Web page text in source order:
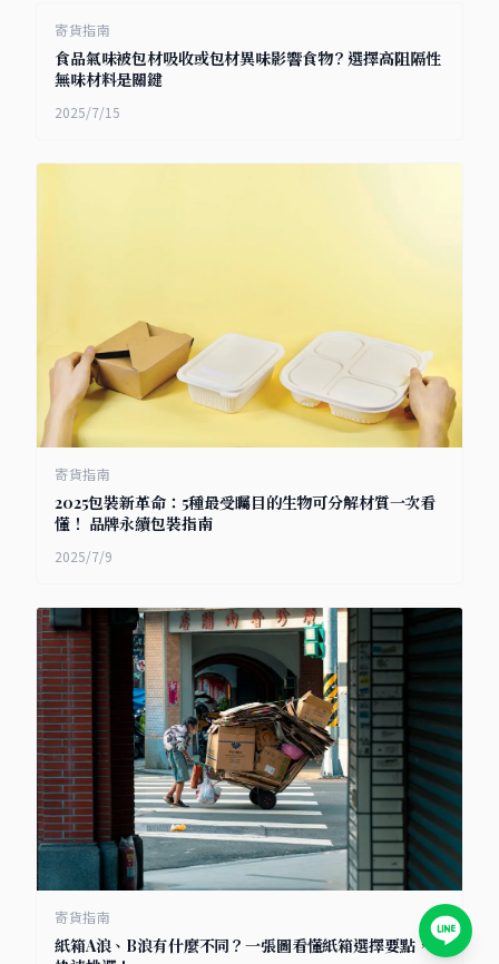
寄貨指南
食品氣味被包材吸收或包材異味影響食物？選擇高阻隔性
無味材料是關鍵
2025/7/15
寄貨指南
2025包裝新革命：5種最受矚目的生物可分解材質一次看
懂！ 品牌永續包裝指南
2025/7/9
寄貨指南
紙箱A浪、B浪有什麼不同？一張圖看懂紙箱選擇要點，